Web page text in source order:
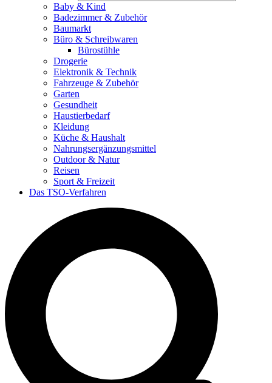
Baby & Kind
Badezimmer & Zubehör
Baumarkt
Büro & Schreibwaren
Bürostühle
Drogerie
Elektronik & Technik
Fahrzeuge & Zubehör
Garten
Gesundheit
Haustierbedarf
Kleidung
Küche & Haushalt
Nahrungsergänzungsmittel
Outdoor & Natur
Reisen
Sport & Freizeit
Das TSO-Verfahren